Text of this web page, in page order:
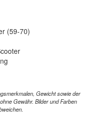
(59-70)
Gewicht sowie der
Gewähr. Bilder und Farben